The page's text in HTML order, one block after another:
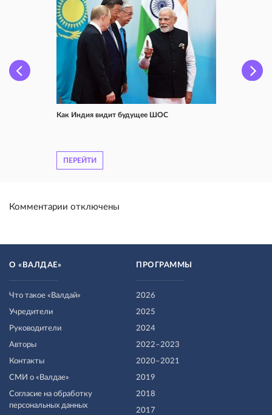
Как Индия видит будущее ШОС
ПЕРЕЙТИ
Комментарии отключены
О «ВАЛДАЕ»
Что такое «Валдай»
Учредители
Руководители
Авторы
Контакты
СМИ о «Валдае»
Согласие на обработку
персональных данных
ПРОГРАММЫ
2026
2025
2024
2022–2023
2020–2021
2019
2018
2017